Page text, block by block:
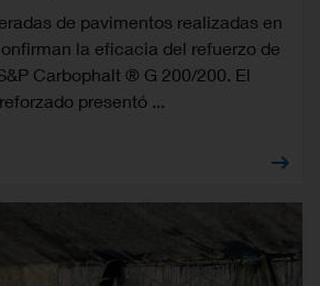
de pavimentos realizadas en
la eficacia del refuerzo de
Carbophalt ® G 200/200. El
presentó ...